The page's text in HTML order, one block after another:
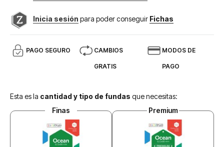
Inicia sesión para poder conseguir Fichas
PAGO SEGURO CAMBIOS
GRATIS
MODOS DE
PAGO
Esta es la cantidad y tipo de fundas que necesitas:
Finas
Premium